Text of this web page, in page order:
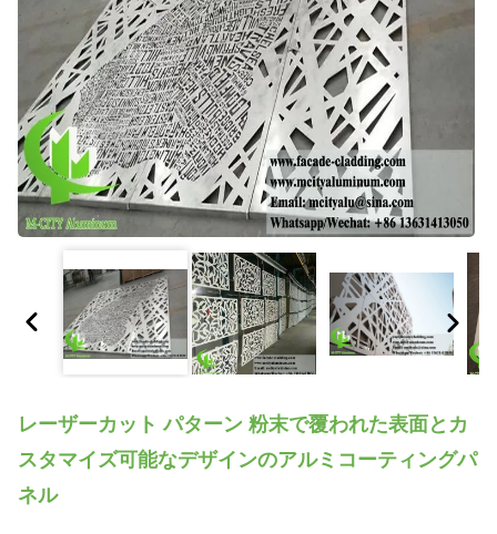
レーザーカット パターン 粉末で覆われた表面とカ
スタマイズ可能なデザインのアルミコーティングパ
ネル